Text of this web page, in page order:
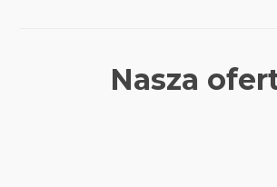
Nasza